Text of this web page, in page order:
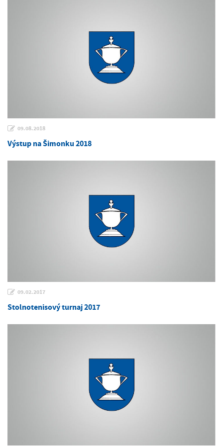
09.08.2018
Výstup na Šimonku 2018
09.02.2017
Stolnotenisový turnaj 2017